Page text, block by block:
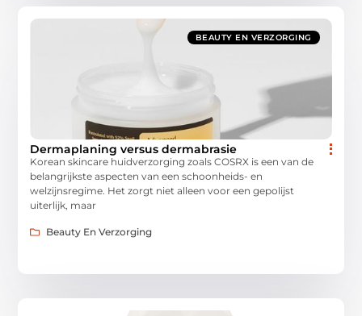
BEAUTY EN VERZORGING
Dermaplaning versus dermabrasie
Korean skincare huidverzorging zoals COSRX is een van de
belangrijkste aspecten van een schoonheids- en
welzijnsregime. Het zorgt niet alleen voor een gepolijst
uiterlijk, maar
Beauty En Verzorging